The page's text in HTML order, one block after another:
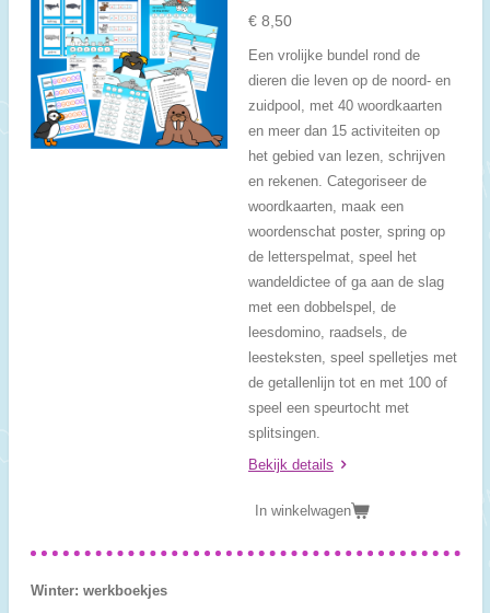
€ 8,50
Een vrolijke bundel rond de
dieren die leven op de noord- en
zuidpool, met 40 woordkaarten
en meer dan 15 activiteiten op
het gebied van lezen, schrijven
en rekenen. Categoriseer de
woordkaarten, maak een
woordenschat poster, spring op
de letterspelmat, speel het
wandeldictee of ga aan de slag
met een dobbelspel, de
leesdomino, raadsels, de
leesteksten, speel spelletjes met
de getallenlijn tot en met 100 of
speel een speurtocht met
splitsingen.
Bekijk details
In winkelwagen
Winter: werkboekjes